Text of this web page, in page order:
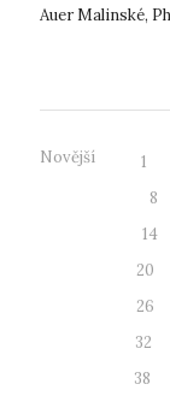
Auer Malinské,
Novější 1
8
14
20
26
32
38